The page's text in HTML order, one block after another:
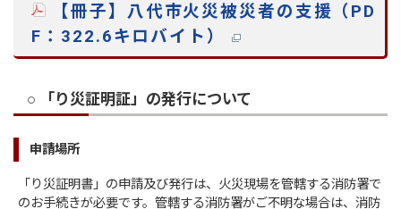
【冊子】八代市火災被災者の支援（PD
F：322.6キロバイト）
○ 「り災証明証」の発行について
申請場所
「り災証明書」の申請及び発行は、火災現場を管轄する消防署で
のお手続きが必要です。管轄する消防署がご不明な場合は、消防